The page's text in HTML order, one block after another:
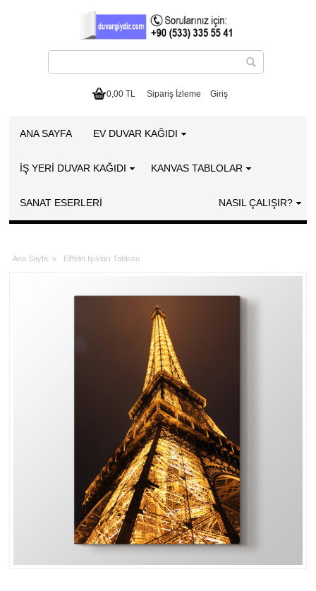
0,00 TL Sipariş İzleme Giriş
ANA SAYFA EV DUVAR KAĞIDI
İŞ YERİ DUVAR KAĞIDI KANVAS TABLOLAR
SANAT ESERLERI NASIL ÇALIŞIR?
Ana Sayfa » Eiffelin Işıkları Tablosu